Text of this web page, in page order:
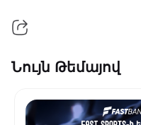
Նույն Թեմայով